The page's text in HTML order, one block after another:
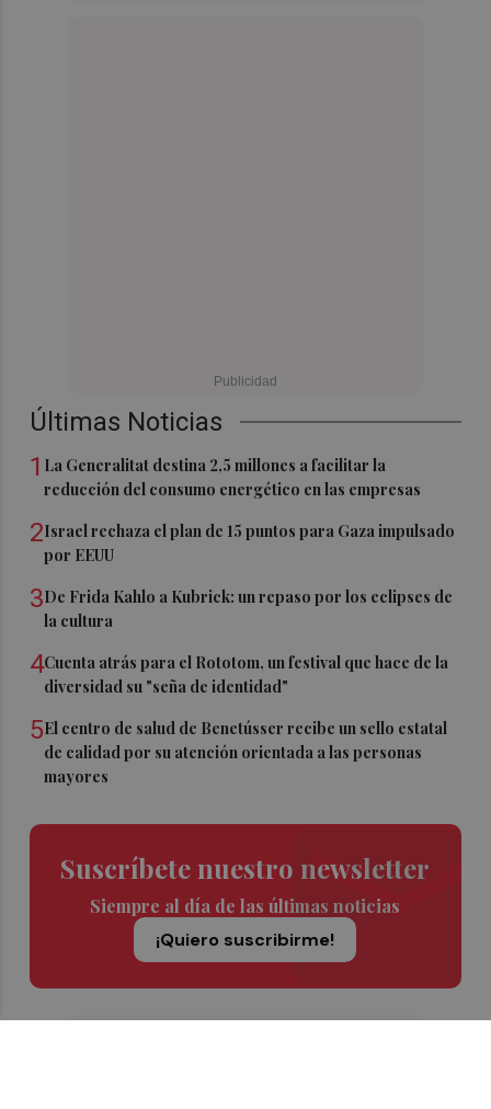
Últimas Noticias
1 La Generalitat destina 2,5 millones a facilitar la
reducción del consumo energético en las empresas
2Israel rechaza el plan de 15 puntos para Gaza impulsado
por EEUU
3De Frida Kahlo a Kubrick: un repaso por los eclipses de
la cultura
4Cuenta atrás para el Rototom, un festival que hace de la
diversidad su "seña de identidad"
5El centro de salud de Benetússer recibe un sello estatal
de calidad por su atención orientada a las personas
mayores
Suscríbete nuestro newsletter
Siempre al día de las últimas noticias
¡Quiero suscribirme!